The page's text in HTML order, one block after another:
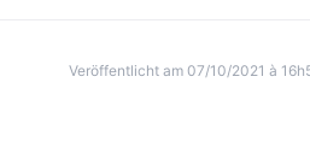
Veröffentlicht am 07/10/2021 à